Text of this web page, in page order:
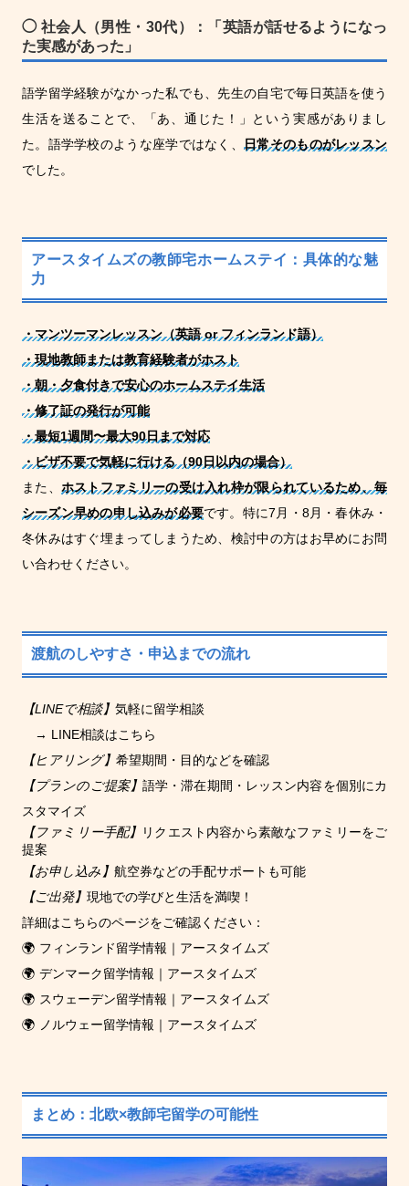
◯ 社会人（男性・30代）：「英語が話せるようになっ
た実感があった」
語学留学経験がなかった私でも、先生の自宅で毎日英語を使う
生活を送ることで、「あ、通じた！」という実感がありまし
た。語学学校のような座学ではなく、日常そのものがレッスン
でした。
アースタイムズの教師宅ホームステイ：具体的な魅
力
・マンツーマンレッスン（英語 or フィンランド語）
・現地教師または教育経験者がホスト
・朝・夕食付きで安心のホームステイ生活
・修了証の発行が可能
・最短1週間〜最大90日まで対応
・ビザ不要で気軽に行ける（90日以内の場合）
また、 ホストファミリーの受け入れ枠が限られているため、毎
シーズン早めの申し込みが必要です。特に7月・8月・春休み・
冬休みはすぐ埋まってしまうため、検討中の方はお早めにお問
い合わせください。
渡航のしやすさ・申込までの流れ
【LINEで相談】 気軽に留学相談
→ LINE相談はこちら
【ヒアリング】 希望期間・目的などを確認
【プランのご提案】 語学・滞在期間・レッスン内容を個別にカ
スタマイズ
【ファミリー手配】 リクエスト内容から素敵なファミリーをご
提案
【お申し込み】 航空券などの手配サポートも可能
【ご出発】 現地での学びと生活を満喫！
詳細はこちらのページをご確認ください：
🌍 フィンランド留学情報｜アースタイムズ
🌍 デンマーク留学情報｜アースタイムズ
🌍 スウェーデン留学情報｜アースタイムズ
🌍 ノルウェー留学情報｜アースタイムズ
まとめ：北欧×教師宅留学の可能性